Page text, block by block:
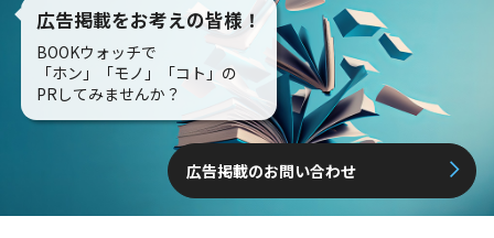
広告掲載をお考えの皆様！
BOOKウォッチで
「ホン」「モノ」「コト」の
PRしてみませんか？
広告掲載のお問い合わせ